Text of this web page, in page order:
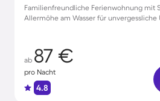
Familienfreundliche Ferienwohnung mit
Allermöhe am Wasser für
ab 87 €
pro Nacht
4.8